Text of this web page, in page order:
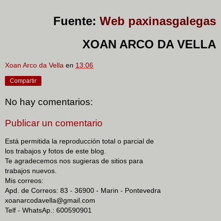
Fuente: Web paxinasgalegas
XOAN ARCO DA VELLA
Xoan Arco da Vella en 13:06
Compartir
No hay comentarios:
Publicar un comentario
Está permitida la reproducción total o parcial de
los trabajos y fotos de este blog.
Te agradecemos nos sugieras de sitios para
trabajos nuevos.
Mis correos:
Apd. de Correos: 83 - 36900 - Marin - Pontevedra
xoanarcodavella@gmail.com
Telf - WhatsAp.: 600590901